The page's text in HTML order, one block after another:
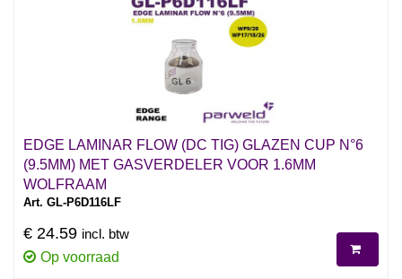
EDGE LAMINAR FLOW (DC TIG) GLAZEN CUP N°6
(9.5MM) MET GASVERDELER VOOR 1.6MM
WOLFRAAM
Art. GL-P6D116LF
€ 24.59 incl. btw
Op voorraad